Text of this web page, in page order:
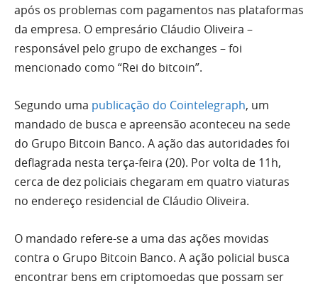
após os problemas com pagamentos nas plataformas
da empresa. O empresário Cláudio Oliveira –
responsável pelo grupo de exchanges – foi
mencionado como “Rei do bitcoin”.
Segundo uma publicação do Cointelegraph, um
mandado de busca e apreensão aconteceu na sede
do Grupo Bitcoin Banco. A ação das autoridades foi
deflagrada nesta terça-feira (20). Por volta de 11h,
cerca de dez policiais chegaram em quatro viaturas
no endereço residencial de Cláudio Oliveira.
O mandado refere-se a uma das ações movidas
contra o Grupo Bitcoin Banco. A ação policial busca
encontrar bens em criptomoedas que possam ser